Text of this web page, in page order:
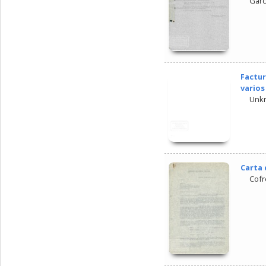
varios
Carta